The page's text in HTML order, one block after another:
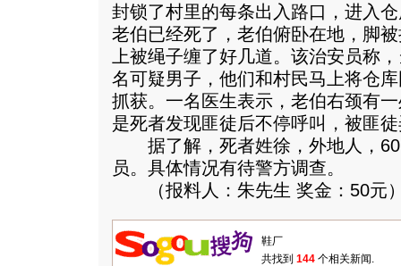
封锁了村里的每条出入路口，进入
老伯已经死了，老伯俯卧在地，脚
上被绳子缠了好几道。该治安员称
名可疑男子，他们和村民马上将仓
抓获。一名医生表示，老伯右颈有
是死者发现匪徒后不停呼叫，被匪
据了解，死者姓徐，外地人，60
员。具体情况有待警方调查。
（报料人：朱先生 奖金：50元
共找到 144 个相关新闻.